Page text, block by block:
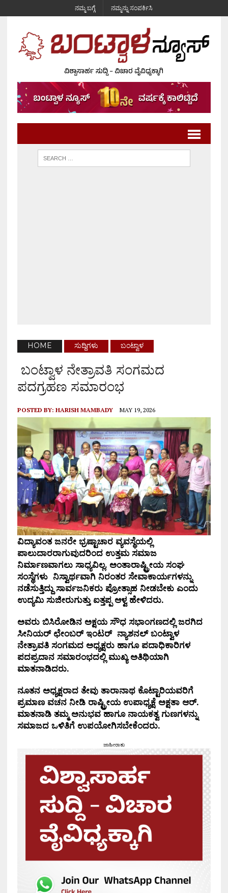
ನಮ್ಮ ಬಗ್ಗೆ ನಮ್ಮನ್ನು ಸಂಪರ್ಕಿಸಿ
HOME ಸುದ್ದಿಗಳು ಬಂಟ್ವಾಳ
ಬಂಟ್ವಾಳ ನೇತ್ರಾವತಿ ಸಂಗಮದ
ಪದಗ್ರಹಣ ಸಮಾರಂಭ
POSTED BY: HARISH MAMBADY MAY 19, 2026
ವಿದ್ಯಾವಂತ ಜನರೇ ಭ್ರಷ್ಟಾಚಾರ ವ್ಯವಸ್ಥೆಯಲ್ಲಿ
ಪಾಲುದಾರರಾಗುವುದರಿಂದ ಉತ್ತಮ ಸಮಾಜ
ನಿರ್ಮಾಣವಾಗಲು ಸಾಧ್ಯವಿಲ್ಲ. ಅಂತಾರಾಷ್ಟ್ರೀಯ ಸಂಘ
ಸಂಸ್ಥೆಗಳು ನಿಸ್ವಾರ್ಥವಾಗಿ ನಿರಂತರ ಸೇವಾಕಾರ್ಯಗಳನ್ನು
ನಡೆಸುತ್ತಿದ್ದು ಸಾರ್ವಜನಿಕರು ಪ್ರೋತ್ಸಾಹ ನೀಡಬೇಕು ಎಂದು
ಉದ್ಯಮಿ ಸುಜೀರುಗುತ್ತು ಐತ್ತಪ್ಪ ಆಳ್ವ ಹೇಳಿದರು.
ಅವರು ಬಿಸಿರೋಡಿನ ಅಕ್ಷಯ ಸೌಧ ಸಭಾಂಗಣದಲ್ಲಿ ಜರಗಿದ
ಸೀನಿಯರ್ ಛೇಂಬರ್ ಇಂಟರ್ ನ್ಯಾಶನಲ್ ಬಂಟ್ವಾಳ
ನೇತ್ರಾವತಿ ಸಂಗಮದ ಅಧ್ಯಕ್ಷರು ಹಾಗೂ ಪದಾಧಿಕಾರಿಗಳ
ಪದಪ್ರದಾನ ಸಮಾರಂಭದಲ್ಲಿ ಮುಖ್ಯ ಅತಿಥಿಯಾಗಿ
ಮಾತನಾಡಿದರು.
ನೂತನ ಅಧ್ಯಕ್ಷರಾದ ತೇವು ತಾರಾನಾಥ ಕೊಟ್ಟಾರಿಯವರಿಗೆ
ಪ್ರಮಾಣ ವಚನ ನೀಡಿ ರಾಷ್ಟ್ರೀಯ ಉಪಾಧ್ಯಕ್ಷೆ ಅಕ್ಷತಾ ಆರ್.
ಮಾತನಾಡಿ ತಮ್ಮ ಅನುಭವ ಹಾಗೂ ನಾಯಕತ್ವ ಗುಣಗಳನ್ನು
ಸಮಾಜದ ಒಳಿತಿಗೆ ಉಪಯೋಗಿಸಬೇಕೆಂದರು.
ಜಾಹೀರಾತು